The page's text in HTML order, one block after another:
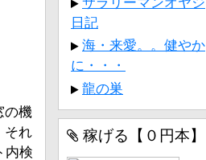
の機
それ
内検
日記
海・来愛。。健やか
に・・・
龍の巣
稼げる【０円本】